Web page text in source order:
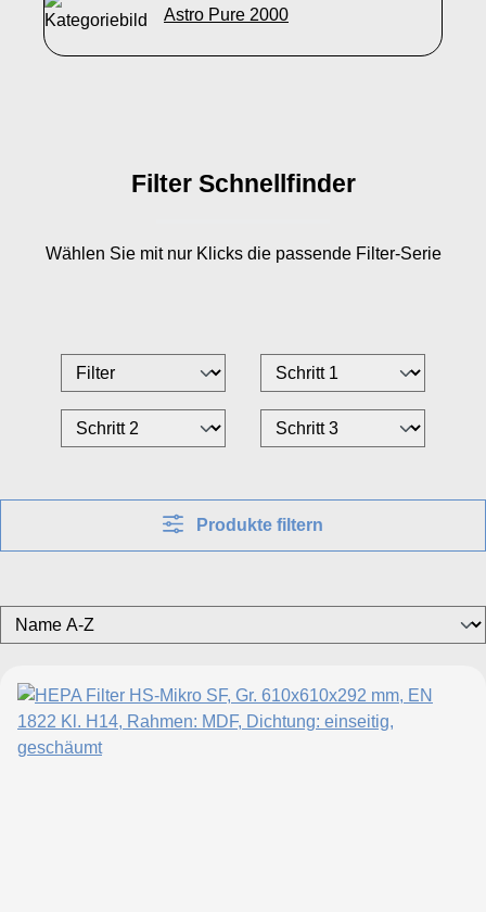
Astro Pure 2000
Filter Schnellfinder
Wählen Sie mit nur Klicks die passende Filter-Serie
Produkte filtern